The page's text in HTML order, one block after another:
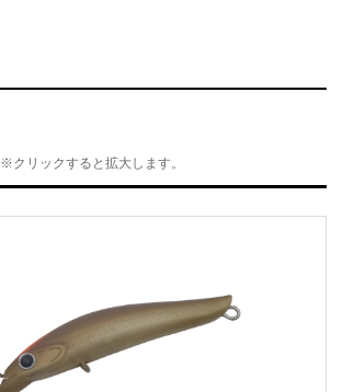
※クリックすると拡大します。